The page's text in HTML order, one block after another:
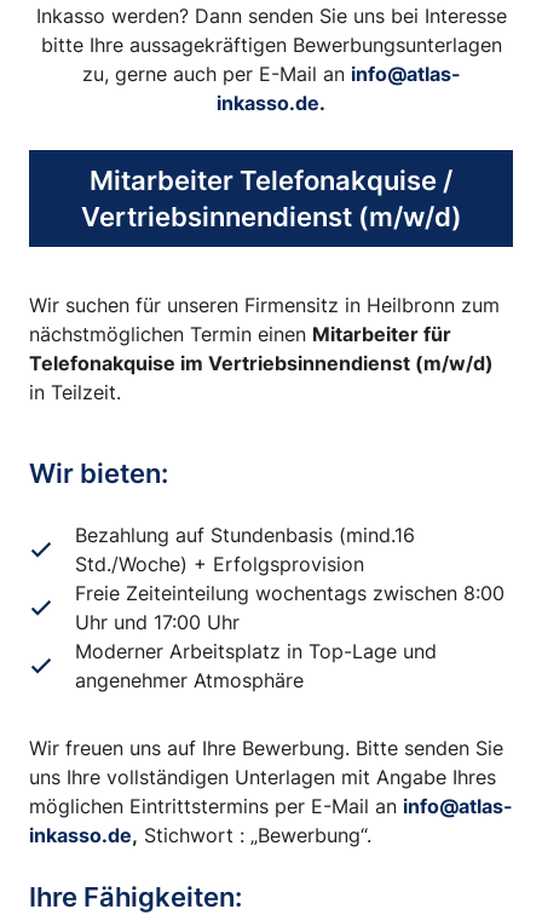
Inkasso werden? Dann senden Sie uns bei Interesse
bitte Ihre aussagekräftigen Bewerbungsunterlagen
zu, gerne auch per E-Mail an info@atlas-
inkasso.de.
Mitarbeiter Telefonakquise /
Vertriebsinnendienst (m/w/d)
Wir suchen für unseren Firmensitz in Heilbronn zum
nächstmöglichen Termin einen Mitarbeiter für
Telefonakquise im Vertriebsinnendienst (m/w/d)
in Teilzeit.
Wir bieten:
Bezahlung auf Stundenbasis (mind.16
Std./Woche) + Erfolgsprovision
Freie Zeiteinteilung wochentags zwischen 8:00
Uhr und 17:00 Uhr
Moderner Arbeitsplatz in Top-Lage und
angenehmer Atmosphäre
Wir freuen uns auf Ihre Bewerbung. Bitte senden Sie
uns Ihre vollständigen Unterlagen mit Angabe Ihres
möglichen Eintrittstermins per E-Mail an info@atlas-
inkasso.de, Stichwort : „Bewerbung“.
Ihre Fähigkeiten: